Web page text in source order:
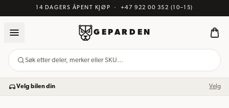
14 DAGERS ÅPENT KJØP · +47 922 00 352 (10–15)
GEPARDEN
Søk etter deler, merker eller SKU…
Velg bilen din Velg